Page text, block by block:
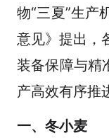
物“三夏”生产
意见》提出，
装备保障与精
产高效有序推
一、冬小麦